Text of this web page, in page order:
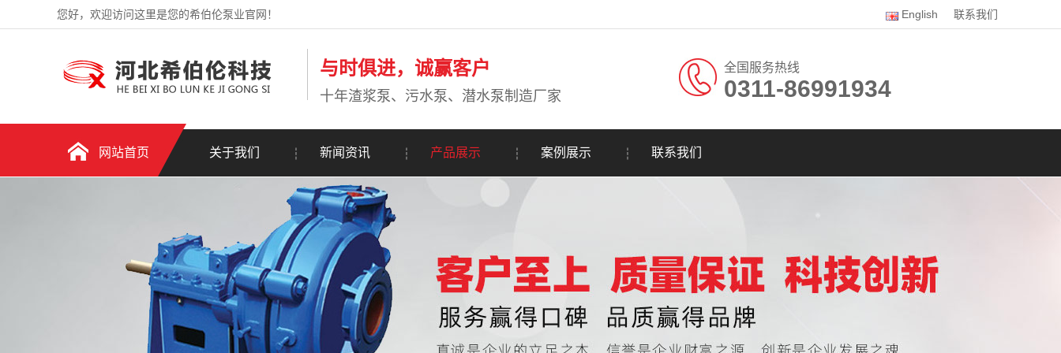
您好，欢迎访问这里是您的希伯伦泵业官网！ English 联系我们
与时俱进，诚赢客户
十年渣浆泵、污水泵、潜水泵制造厂家
全国服务热线
0311-86991934
网站首页 关于我们 新闻资讯 产品展示 案例展示 联系我们